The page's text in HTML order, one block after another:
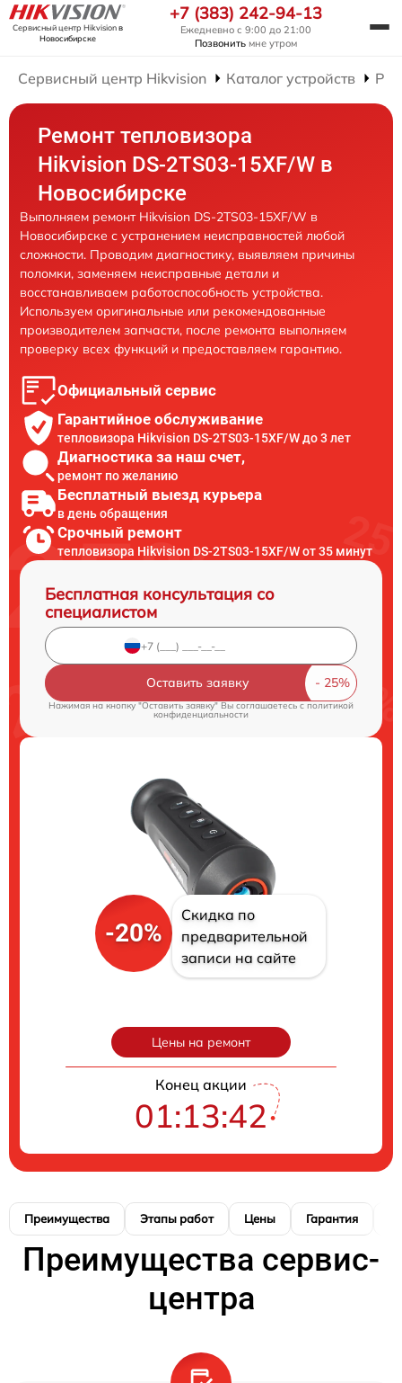
Сервисный центр Hikvisionв
Новосибирске
+7 (383) 242-94-13
Ежедневно с 9:00 до 21:00
Позвонить мне утром
Сервисный центр Hikvision Каталог устройств
Ремонт тепловизора
Hikvision DS-2TS03-15XF/W в
Новосибирске
Выполняем ремонт Hikvision DS-2TS03-15XF/W в
Новосибирске с устранением неисправностей любой
сложности. Проводим диагностику, выявляем причины
поломки, заменяем неисправные детали и
восстанавливаем работоспособность устройства.
Используем оригинальные или рекомендованные
производителем запчасти, после ремонта выполняем
проверку всех функций и предоставляем гарантию.
Официальный сервис
Гарантийное обслуживание
тепловизора Hikvision DS-2TS03-15XF/W до 3 лет
Диагностика за наш счет,
ремонт по желанию
Бесплатный выезд курьера
в день обращения
Срочный ремонт
тепловизора Hikvision DS-2TS03-15XF/W от 35 минут
Бесплатная консультация со
специалистом
Оставить заявку
Нажимая на кнопку "Оставить заявку" Вы соглашаетесь cполитикой
конфиденциальности
-20%
Скидка по
предварительной
записи на сайте
Цены на ремонт
Конец акции
01:13:41
Преимущества Этапы работ Цены Гарантия
Преимущества сервис-
центра